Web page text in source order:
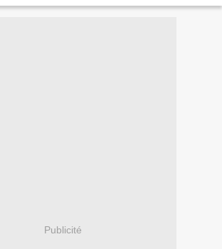
Publicité